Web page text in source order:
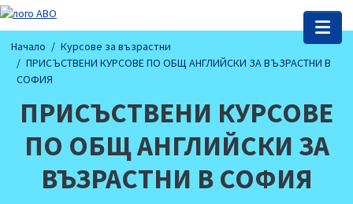
Начало
Курсове за възрастни
ПРИСЪСТВЕНИ КУРСОВЕ ПО ОБЩ АНГЛИЙСКИ ЗА ВЪЗРАСТНИ В
СОФИЯ
ПРИСЪСТВЕНИ КУРСОВЕ
ПО ОБЩ АНГЛИЙСКИ ЗА
ВЪЗРАСТНИ В СОФИЯ